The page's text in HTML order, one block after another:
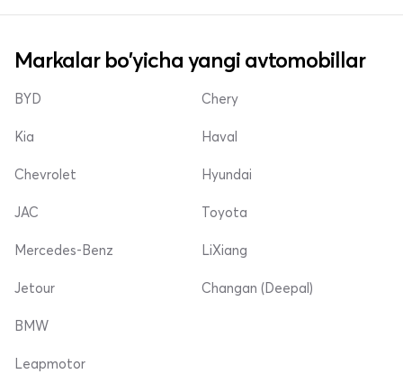
Markalar bo'yicha yangi avtomobillar
BYD
Kia
Chevrolet
Chery
Haval
Hyundai
JAC
Mercedes-Benz
Jetour
Toyota
LiXiang
Changan (Deepal)
BMW
Leapmotor